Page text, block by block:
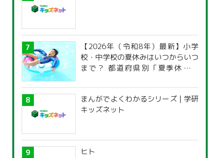
【2026年（令和8年）最新】小学
校・中学校の夏休みはいつからいつ
まで？ 都道府県別「夏季休暇一
まんがでよくわかるシリーズ | 学研
キッズネット
ヒト